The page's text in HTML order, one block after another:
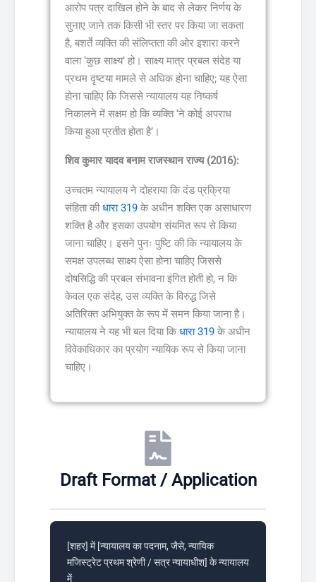
आरोप पत्र दाखिल होने के बाद से लेकर निर्णय के
सुनाए जाने तक किसी भी स्तर पर किया जा सकता
है, बशर्ते व्यक्ति की संलिप्तता की ओर इशारा करने
वाला ‘कुछ साक्ष्य’ हो। साक्ष्य मात्र प्रबल संदेह या
प्रथम दृष्टया मामले से अधिक होना चाहिए; यह ऐसा
होना चाहिए कि जिससे न्यायालय यह निष्कर्ष
निकालने में सक्षम हो कि व्यक्ति ‘ने कोई अपराध
किया हुआ प्रतीत होता है’।
शिव कुमार यादव बनाम राजस्थान राज्य (2016):
उच्चतम न्यायालय ने दोहराया कि दंड प्रक्रिया
संहिता कीधारा 319 के अधीन शक्ति एक असाधारण
शक्ति है और इसका उपयोग संयमित रूप से किया
जाना चाहिए। इसने पुनः पुष्टि की कि न्यायालय के
समक्ष उपलब्ध साक्ष्य ऐसा होना चाहिए जिससे
दोषसिद्धि की प्रबल संभावना इंगित होती हो, न कि
केवल एक संदेह, उस व्यक्ति के विरुद्ध जिसे
अतिरिक्त अभियुक्त के रूप में समन किया जाना है।
न्यायालय ने यह भी बल दिया किधारा 319 के अधीन
विवेकाधिकार का प्रयोग न्यायिक रूप से किया जाना
चाहिए।
Draft Format / Application
[शहर] में [न्यायालय का पदनाम, जैसे, न्यायिक
मजिस्ट्रेट प्रथम श्रेणी / सत्र न्यायाधीश] के न्यायालय
में